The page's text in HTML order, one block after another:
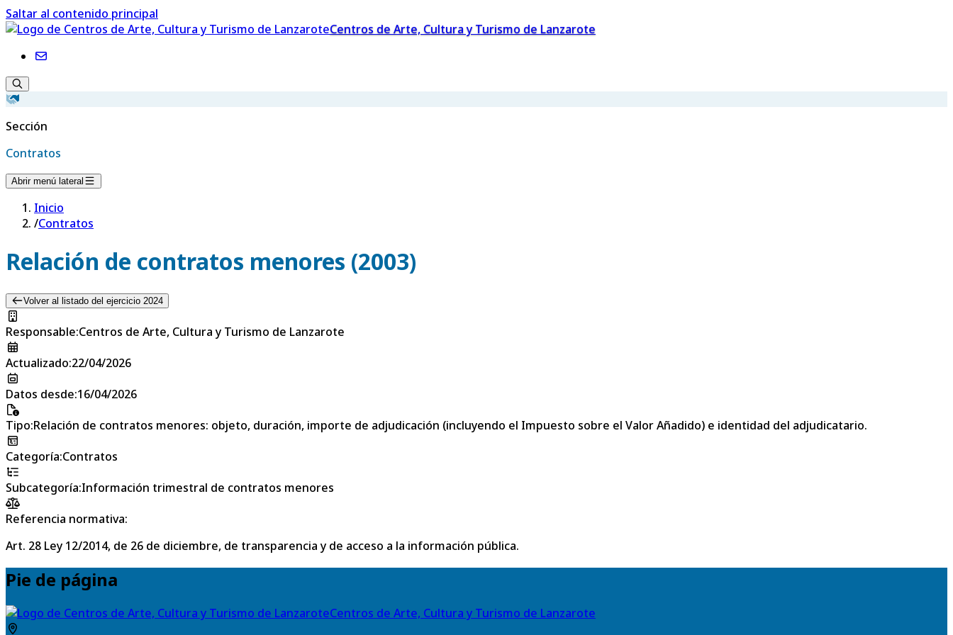
Saltar al contenido principal
Centros de Arte, Cultura y Turismo de Lanzarote
Sección
Contratos
Abrir menú lateral
Inicio
/Contratos
Relación de contratos menores (2003)
Volver al listado del ejercicio 2024
Responsable:Centros de Arte, Cultura y Turismo de Lanzarote
Actualizado:22/04/2026
Datos desde:16/04/2026
Tipo:Relación de contratos menores: objeto, duración, importe de adjudicación (incluyendo el Impuesto sobre el Valor Añadido) e identidad del adjudicatario.
Categoría:Contratos
Subcategoría:Información trimestral de contratos menores
Referencia normativa:
Art. 28 Ley 12/2014, de 26 de diciembre, de transparencia y de acceso a la información pública.
Pie de página
Centros de Arte, Cultura y Turismo de Lanzarote